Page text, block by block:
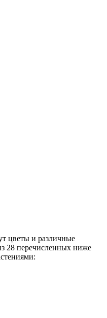
цветы и различные
28 перечисленных ниже